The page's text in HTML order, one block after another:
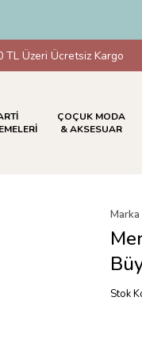
TL Üzeri Ücretsiz Kargo
ÇOÇUK MODA
& AKSESUAR
Marka
Stok